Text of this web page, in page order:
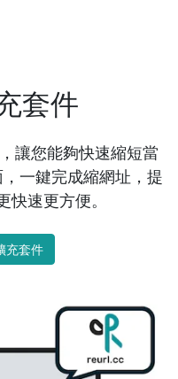
套件
讓您能夠快速縮短當
一鍵完成縮網址，提
速更方便。
充套件